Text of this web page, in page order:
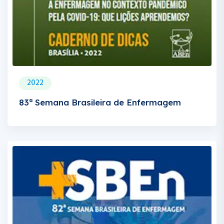
2022
83ª Semana Brasileira de Enfermagem